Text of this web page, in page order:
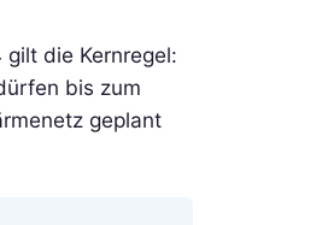
die Kernregel:
bis zum
geplant